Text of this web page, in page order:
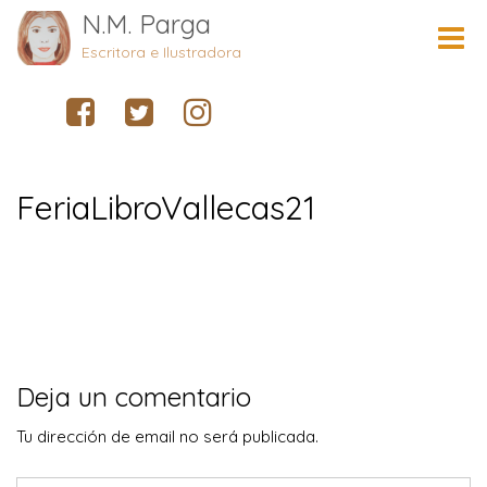
N.M. Parga
Escritora e Ilustradora
FeriaLibroVallecas21
Deja un comentario
Tu dirección de email no será publicada.